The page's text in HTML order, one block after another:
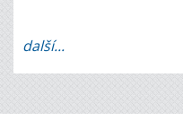
další...